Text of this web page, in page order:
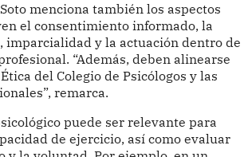
menciona también los aspectos
el consentimiento informado, la
imparcialidad y la actuación dentro de
“Además, deben alinearse
del Colegio de Psicólogos y las
remarca.
puede ser relevante para
de ejercicio, así como evaluar